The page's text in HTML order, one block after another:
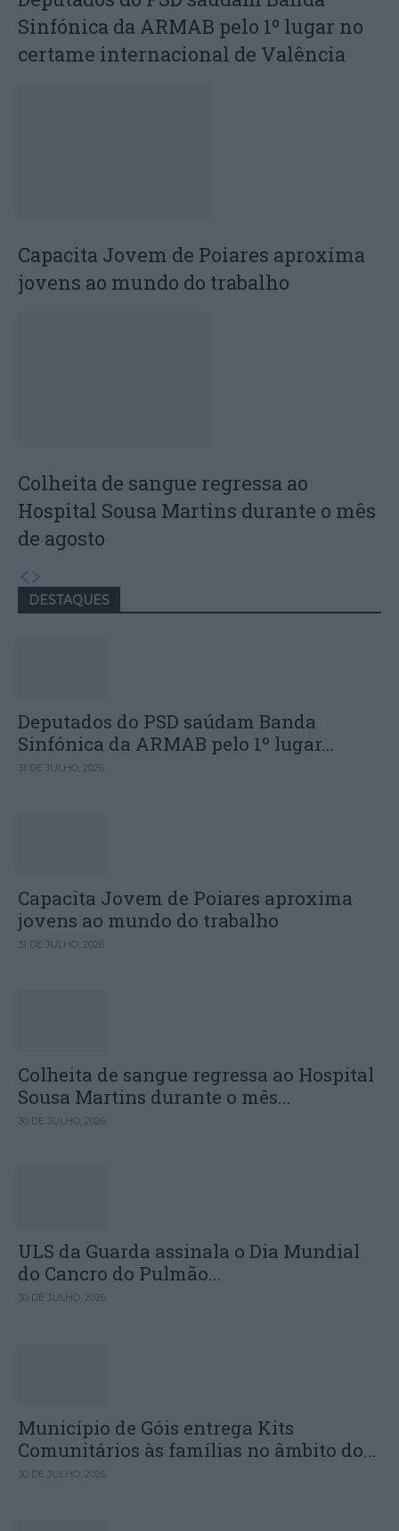
Sinfónica da ARMAB pelo 1º lugar no
certame internacional de Valência
Capacita Jovem de Poiares aproxima
jovens ao mundo do trabalho
Colheita de sangue regressa ao
Hospital Sousa Martins durante o mês
de agosto
DESTAQUES
Deputados do PSD saúdam Banda
Sinfónica da ARMAB pelo 1º lugar...
31 DE JULHO, 2026
Capacita Jovem de Poiares aproxima
jovens ao mundo do trabalho
31 DE JULHO, 2026
Colheita de sangue regressa ao Hospital
Sousa Martins durante o mês...
30 DE JULHO, 2026
ULS da Guarda assinala o Dia Mundial
do Cancro do Pulmão...
30 DE JULHO, 2026
Município de Góis entrega Kits
Comunitários às famílias no âmbito do...
30 DE JULHO, 2026